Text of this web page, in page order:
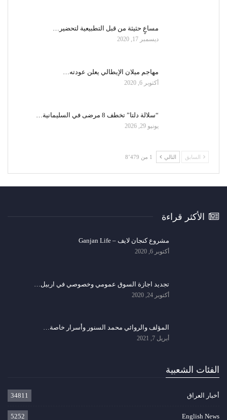
مساعٍ حثيثة من قبل التطبيعية لتحضير…
ديسمبر 17, 2020
مهاجم ميلان الإيطالي يعلن عودته…
أكتوبر 6, 2020
“سلالة دلتا” تخطف 8 مرضى في السليمانية…
يونيو 29, 2026
السابق التالي 1 من 8٬479
الأكثر قراءة
مشروع كنجان لايف – Ganjan Life
أكتوبر 6, 2020
تجديد اجازة السوق عمومي وخصوصي في اربيل…
أكتوبر 24, 2020
المؤلف والروائي محمد السنور وأسرار خاصة…
أبريل 7, 2021
الفئات الشعبية
أخبار العراق 34811
English News
5252